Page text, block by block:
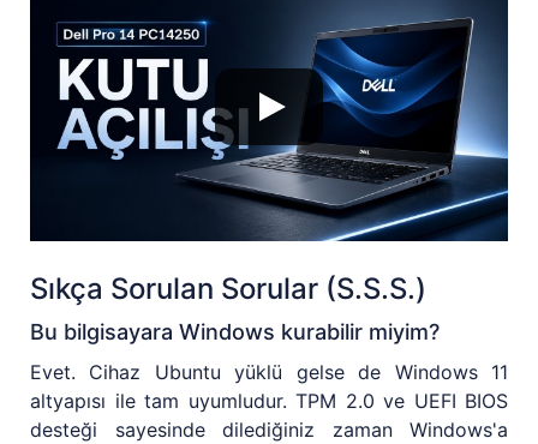
Sıkça Sorulan Sorular (S.S.S.)
Bu bilgisayara Windows kurabilir miyim?
Evet. Cihaz Ubuntu yüklü gelse de Windows 11
altyapısı ile tam uyumludur. TPM 2.0 ve UEFI BIOS
desteği sayesinde dilediğiniz zaman Windows'a